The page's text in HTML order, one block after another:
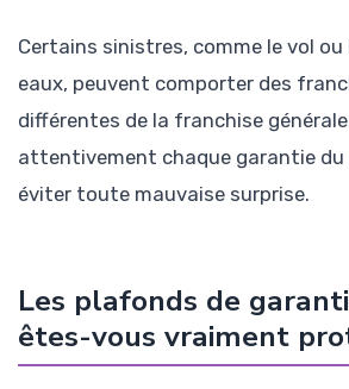
Certains sinistres, comme le vol ou
eaux, peuvent comporter des
différentes de la franchise
attentivement chaque garantie
éviter toute mauvaise surprise.
Les plafonds de
êtes-vous vraiment